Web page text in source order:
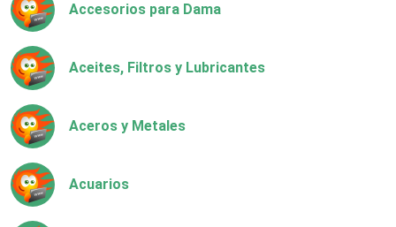
Accesorios para Dama
Aceites, Filtros y Lubricantes
Aceros y Metales
Acuarios